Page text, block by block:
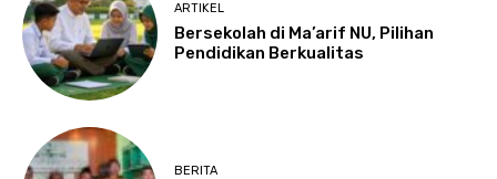
ARTIKEL
Bersekolah di Ma’arif NU, Pilihan
Pendidikan Berkualitas
BERITA